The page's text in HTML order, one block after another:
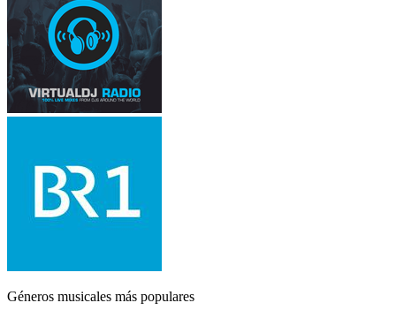
Géneros musicales más populares